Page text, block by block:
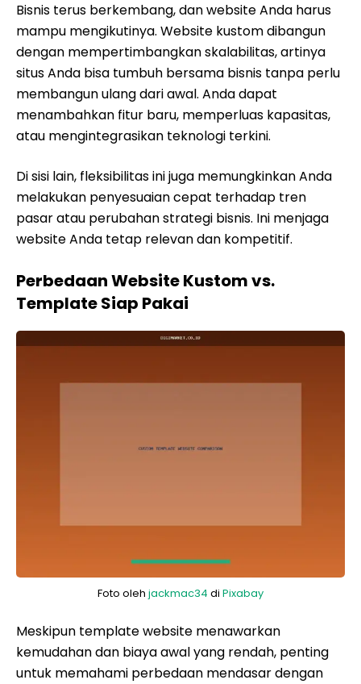
Bisnis terus berkembang, dan website Anda harus
mampu mengikutinya. Website kustom dibangun
dengan mempertimbangkan skalabilitas, artinya
situs Anda bisa tumbuh bersama bisnis tanpa perlu
membangun ulang dari awal. Anda dapat
menambahkan fitur baru, memperluas kapasitas,
atau mengintegrasikan teknologi terkini.
Di sisi lain, fleksibilitas ini juga memungkinkan Anda
melakukan penyesuaian cepat terhadap tren
pasar atau perubahan strategi bisnis. Ini menjaga
website Anda tetap relevan dan kompetitif.
Perbedaan Website Kustom vs.
Template Siap Pakai
Foto oleh jackmac34 di Pixabay
Meskipun template website menawarkan
kemudahan dan biaya awal yang rendah, penting
untuk memahami perbedaan mendasar dengan